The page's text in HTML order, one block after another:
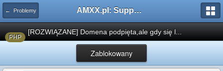
← Problemy AMXX.pl: Support AMX Mod X i SourceMod
PHP
[ROZWIĄZANE] Domena podpięta,ale gdy się l...
Zablokowany